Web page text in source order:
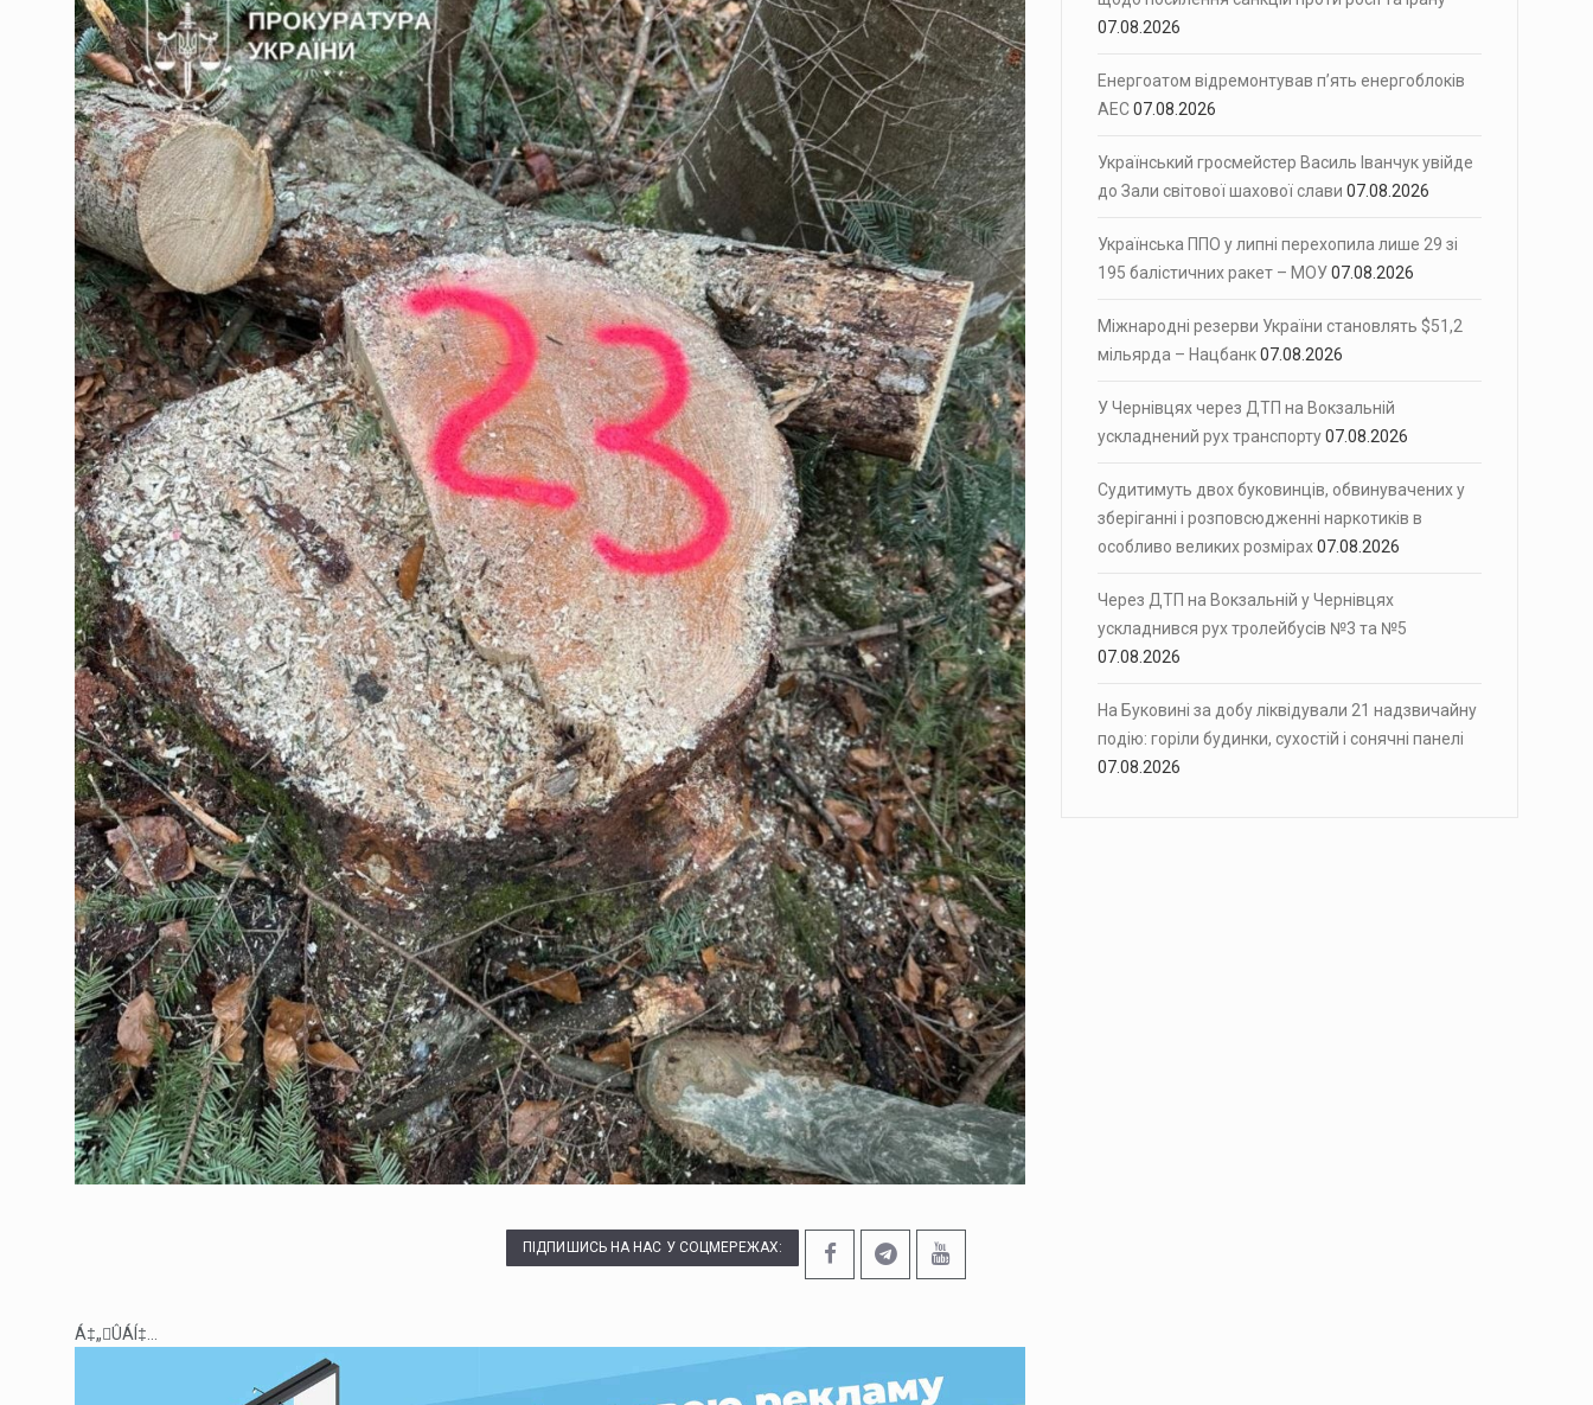
07.08.2026 | 19:30 Український гросмейстер Василь Іванчук увійде до Зали світової шахової слави
07.08.2026 | 19:30 Українська ППО у липні перехопила лише 29 зі 195 балістичних ракет – МОУ У липні сили ППО перехопили…
ПІДПИШИСЬ НА НАС У СОЦМЕРЕЖАХ:
Á‡„ÛÁÍ‡...
07.08.2026
Енергоатом відремонтував п’ять енергоблоків
АЕС07.08.2026
Український гросмейстер Василь Іванчук увійде
до Зали світової шахової слави 07.08.2026
Українська ППО у липні перехопила лише 29 зі
195 балістичних ракет – МОУ07.08.2026
Міжнародні резерви України становлять $51,2
мільярда – Нацбанк07.08.2026
У Чернівцях через ДТП на Вокзальній
ускладнений рух транспорту07.08.2026
Судитимуть двох буковинців, обвинувачених у
зберіганні і розповсюдженні наркотиків в
особливо великих розмірах07.08.2026
Через ДТП на Вокзальній у Чернівцях
ускладнився рух тролейбусів №3 та №5
07.08.2026
На Буковині за добу ліквідували 21 надзвичайну
подію: горіли будинки, сухостій і сонячні панелі
07.08.2026